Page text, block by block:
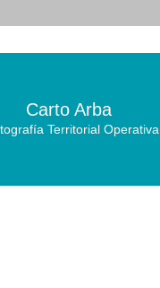
Carto Arba
Territorial Operativa